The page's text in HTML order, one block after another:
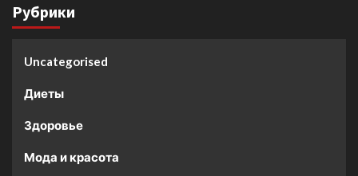
Рубрики
Uncategorised
Диеты
Здоровье
Мода и красота